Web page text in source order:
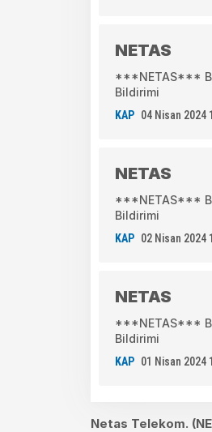
NETAS
***NETAS***
Bildirimi
KAP 04 Nisan 2024
NETAS
***NETAS***
Bildirimi
KAP 02 Nisan 2024
NETAS
***NETAS***
Bildirimi
KAP 01 Nisan 2024
Netas Telekom.